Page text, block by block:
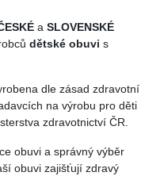
a SLOVENSKÉ
dětské obuvi s
dle zásad zdravotní
na výrobu pro děti
zdravotnictví ČR.
obuvi a správný výběr
obuvi zajišťují zdravý